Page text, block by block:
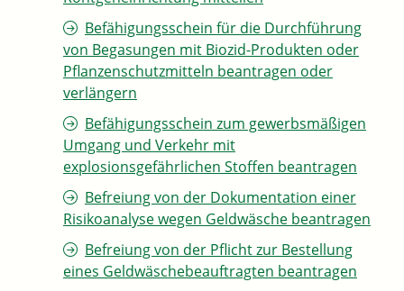
Befähigungsschein für die Durchführung
von Begasungen mit Biozid-Produkten oder
Pflanzenschutzmitteln beantragen oder
verlängern
Befähigungsschein zum gewerbsmäßigen
Umgang und Verkehr mit
explosionsgefährlichen Stoffen beantragen
Befreiung von der Dokumentation einer
Risikoanalyse wegen Geldwäsche beantragen
Befreiung von der Pflicht zur Bestellung
eines Geldwäschebeauftragten beantragen